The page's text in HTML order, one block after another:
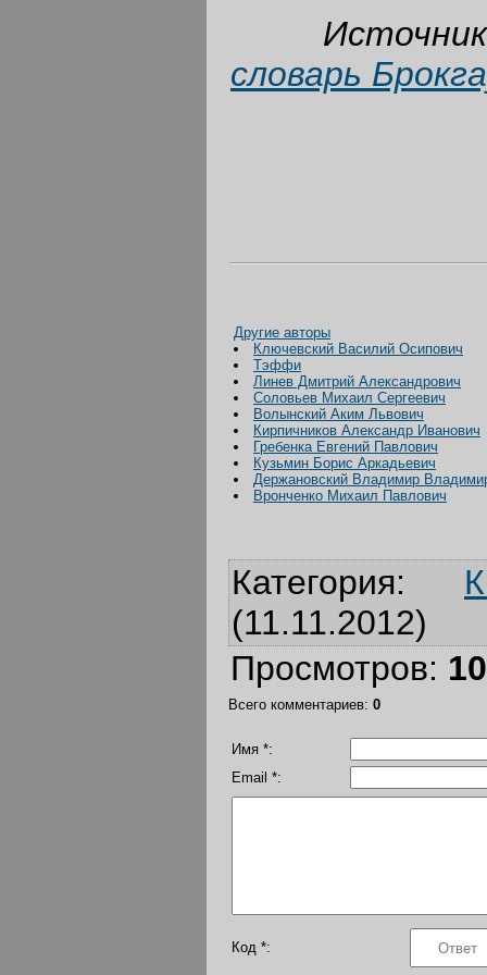
словарь
Другие авторы
Ключевский Василий Осипович
Тэффи
Линев Дмитрий Александрович
Соловьев Михаил Сергеевич
Волынский Аким Львович
Кирпичников Александр Иванович
Гребенка Евгений Павлович
Кузьмин Борис Аркадьевич
Держановский Владимир
Вронченко Михаил Павлович
Категория:
(11.11.2012)
Просмотров:
Всего комментариев: 0
Имя *:
Email *:
Код *: